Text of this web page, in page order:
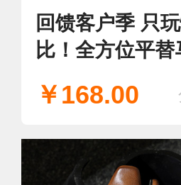
回馈客户季 只玩性价
比！全方位平替马
￥168.00